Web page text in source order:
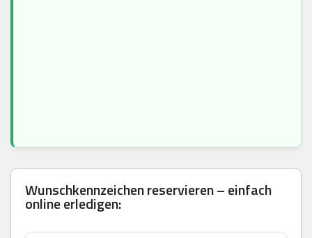
Wunschkennzeichen reservieren – einfach
online erledigen: